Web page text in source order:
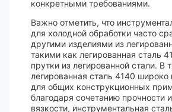
конкретными требованиями.
Важно отметить, что
для холодной обработки часто
другими изделиями из
такими как легированная сталь
прутки из легированной стали. В
легированная сталь 4140 широко
для общих конструкционных
благодаря сочетанию прочности
вязкости, инструментальная